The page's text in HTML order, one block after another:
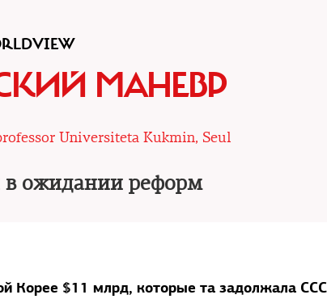
МАНЕВР
Universiteta Kukmin, Seul
в ожидании реформ
Корее $11 млрд, которые та задолжала